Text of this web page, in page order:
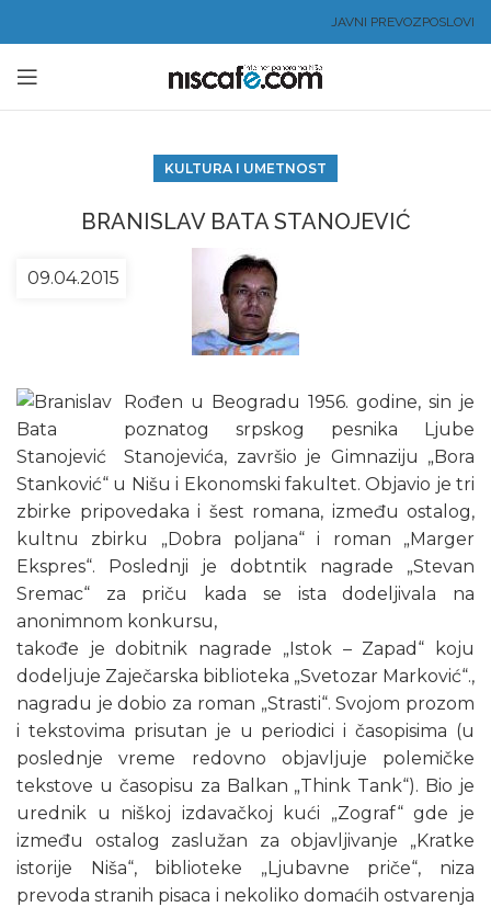
JAVNI PREVOZPOSLOVI
KULTURA I UMETNOST
BRANISLAV BATA STANOJEVIĆ
09.04.2015
Rođen u Beogradu 1956. godine, sin je
poznatog srpskog pesnika Ljube
Stanojevića, završio je Gimnaziju „Bora
Stanković“ u Nišu i Ekonomski fakultet. Objavio je tri
zbirke pripovedaka i šest romana, između ostalog,
kultnu zbirku „Dobra poljana“ i roman „Marger
Ekspres“. Poslednji je dobtntik nagrade „Stevan
Sremac“ za priču kada se ista dodeljivala na
anonimnom konkursu,
takođe je dobitnik nagrade „Istok – Zapad“ koju
dodeljuje Zaječarska biblioteka „Svetozar Marković“.,
nagradu je dobio za roman „Strasti“. Svojom prozom
i tekstovima prisutan je u periodici i časopisima (u
poslednje vreme redovno objavljuje polemičke
tekstove u časopisu za Balkan „Think Tank“). Bio je
urednik u niškoj izdavačkoj kući „Zograf“ gde je
između ostalog zaslužan za objavljivanje „Kratke
istorije Niša“, biblioteke „Ljubavne priče“, niza
prevoda stranih pisaca i nekoliko domaćih ostvarenja